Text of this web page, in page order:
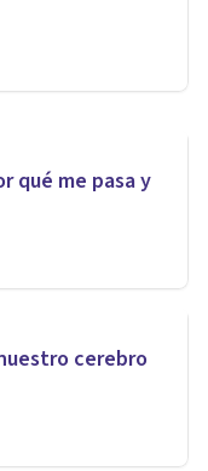
qué me pasa y
cerebro